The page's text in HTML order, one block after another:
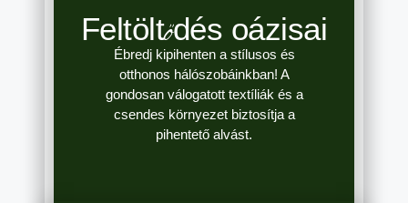
Feltöltődés oázisai
Ébredj kipihenten a stílusos és
otthonos hálószobáinkban! A
gondosan válogatott textíliák és a
csendes környezet biztosítja a
pihentető alvást.